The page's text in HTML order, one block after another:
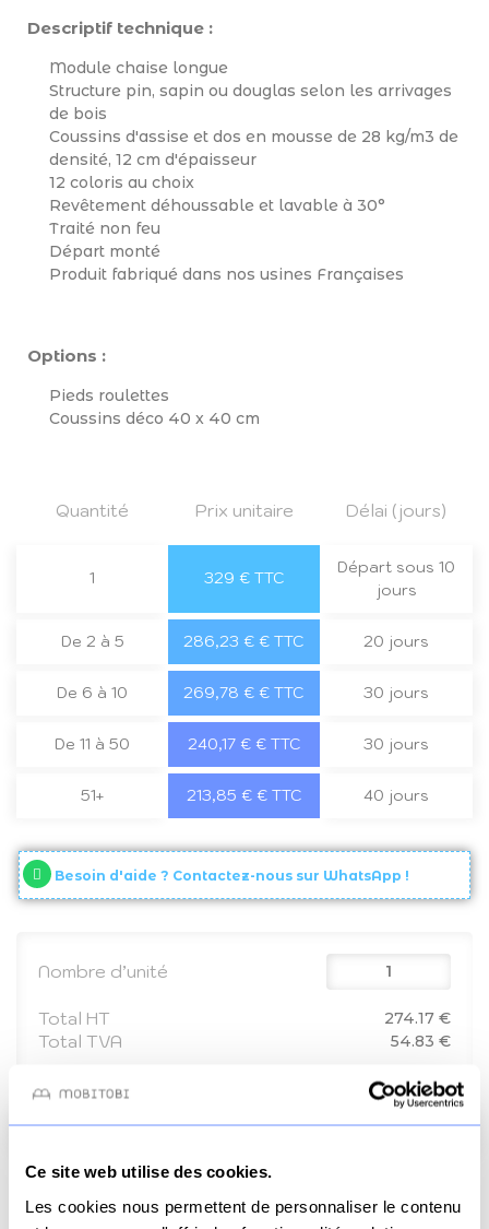
Ce site web utilise des cookies.
Les cookies nous permettent de personnaliser le contenu
Descriptif technique :
Module chaise longue
Structure pin, sapin ou douglas selon les arrivages
de bois
Coussins d'assise et dos en mousse de 28 kg/m3 de
densité, 12 cm d'épaisseur
12 coloris au choix
Revêtement déhoussable et lavable à 30°
Traité non feu
Départ monté
Produit fabriqué dans nos usines Françaises
Options :
Pieds roulettes
Coussins déco 40 x 40 cm
Quantité Prix unitaire Délai (jours)
1 329 € TTC
Départ sous 10
jours
De 2 à 5 286,23 € € TTC 20 jours
De 6 à 10 269,78 € € TTC 30 jours
De 11 à 50 240,17 € € TTC 30 jours
51+ 213,85 € € TTC 40 jours
Besoin d'aide ? Contactez-nous sur WhatsApp !
Nombre d’unité
Total HT 274.17 €
Total TVA 54.83 €
329 €
Ajouter au panier
Livraison offerte
dès 70€
Paiement
sécurisé
3x sans frais
possible